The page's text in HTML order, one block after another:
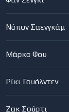
Νόπον Σαενγκάμ
Μάρκο Φου
Ρίκι Γουόλντεν
Ζακ Σούρτι